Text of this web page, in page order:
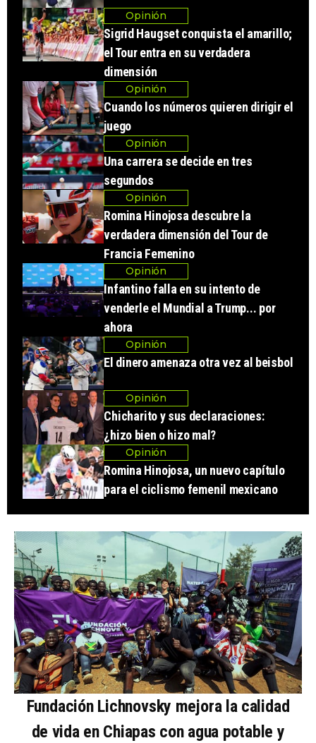
Opinión
Sigrid Haugset conquista el amarillo;
el Tour entra en su verdadera
dimensión
Opinión
Cuando los números quieren dirigir el
juego
Opinión
Una carrera se decide en tres
segundos
Opinión
Romina Hinojosa descubre la
verdadera dimensión del Tour de
Francia Femenino
Opinión
Infantino falla en su intento de
venderle el Mundial a Trump... por
ahora
Opinión
El dinero amenaza otra vez al beisbol
Opinión
Chicharito y sus declaraciones:
¿hizo bien o hizo mal?
Opinión
Romina Hinojosa, un nuevo capítulo
para el ciclismo femenil mexicano
Fundación Lichnovsky mejora la calidad
de vida en Chiapas con agua potable y